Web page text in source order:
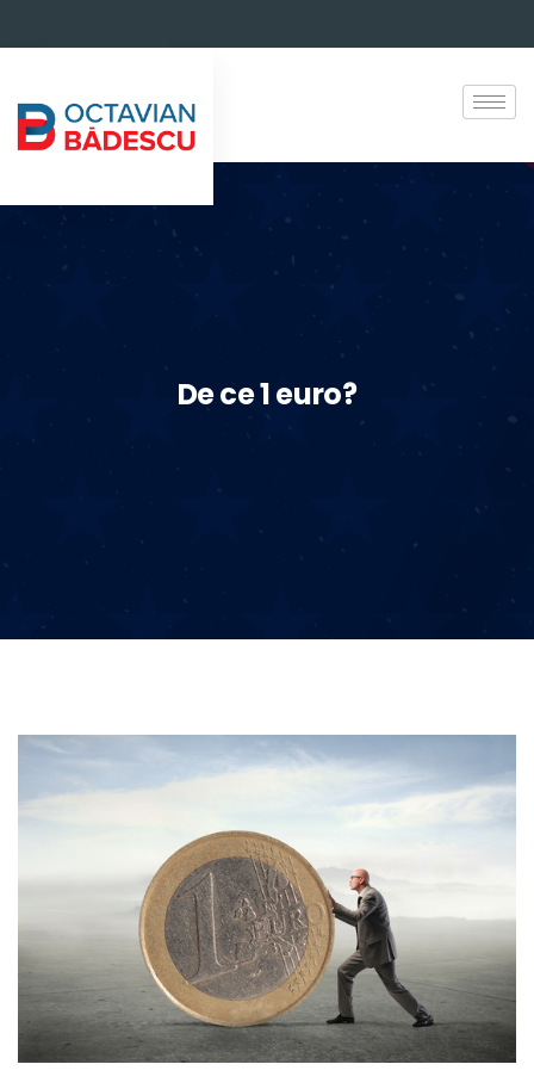
De ce 1 euro?